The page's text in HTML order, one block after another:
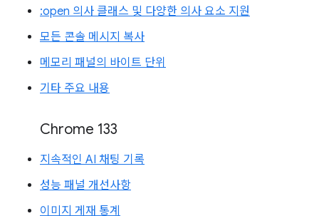
:open 의사 클래스 및 다양한 의사 요소 지원
모든 콘솔 메시지 복사
메모리 패널의 바이트 단위
기타 주요 내용
Chrome 133
지속적인 AI 채팅 기록
성능 패널 개선사항
이미지 게재 통계